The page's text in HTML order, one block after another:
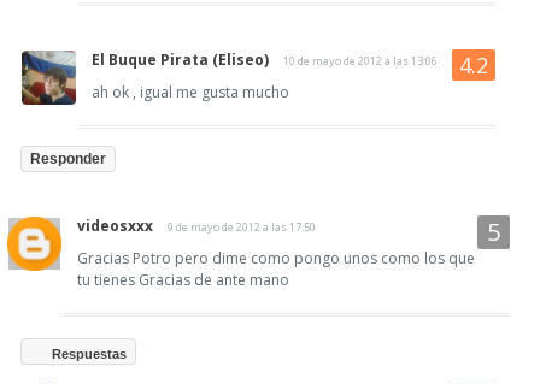
El Buque Pirata (Eliseo) 10 de mayo de 2012 a las 13:06
ah ok , igual me gusta mucho
Responder
videosxxx 9 de mayo de 2012 a las 17:50
Gracias Potro pero dime como pongo unos como los que
tu tienes Gracias de ante mano
Respuestas